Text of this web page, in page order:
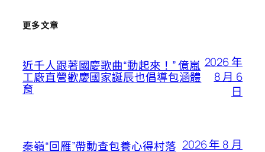
更多文章
近千人跟著國慶歌曲“動起來！” 億嵐
工廠直營歡慶國家誕辰也倡導包涵體
育
2026 年
8 月 6
日
秦嶺“回雁”帶動查包養心得村落 2026 年 8 月